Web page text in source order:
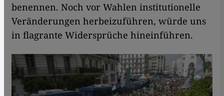
benennen. Noch vor Wahlen institutionelle
Veränderungen herbeizuführen, würde uns
in flagrante Widersprüche hineinführen.